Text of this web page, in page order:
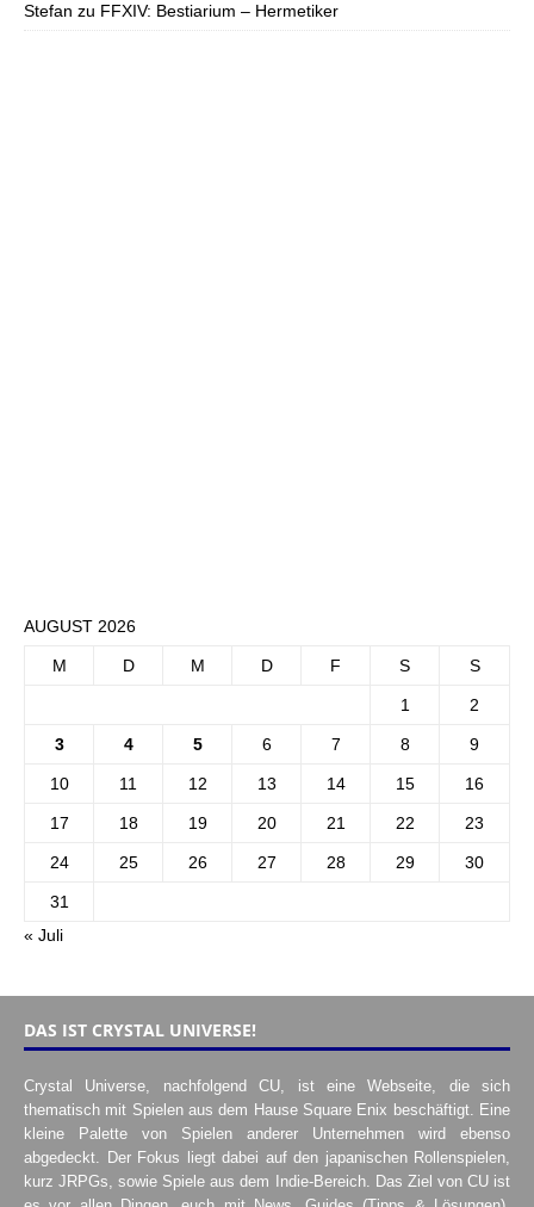
Stefan zu FFXIV: Bestiarium – Hermetiker
AUGUST 2026
M D M D F S S
1 2
3 4 5 6 7 8 9
10 11 12 13 14 15 16
17 18 19 20 21 22 23
24 25 26 27 28 29 30
31
« Juli
DAS IST CRYSTAL UNIVERSE!
Crystal Universe, nachfolgend CU, ist eine Webseite, die sich
thematisch mit Spielen aus dem Hause Square Enix beschäftigt. Eine
kleine Palette von Spielen anderer Unternehmen wird ebenso
abgedeckt. Der Fokus liegt dabei auf den japanischen Rollenspielen,
kurz JRPGs, sowie Spiele aus dem Indie-Bereich. Das Ziel von CU ist